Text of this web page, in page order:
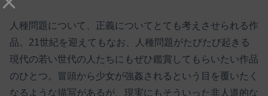
人種問題について、正義についてとても考えさせられる作
品。21世紀を迎えてもなお、人種問題がたびたび起きる
現代の若い世代の人たちにもぜひ鑑賞してもらいたい作品
のひとつ。冒頭から少女が強姦されるという目を覆いたく
なるような描写があるが、現実にもそういった非人道的な